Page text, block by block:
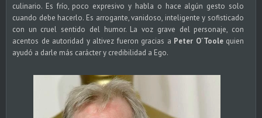
culinario. Es frío, poco expresivo y habla o hace algún gesto solo
cuando debe hacerlo. Es arrogante, vanidoso, inteligente y sofisticado
con un cruel sentido del humor. La voz grave del personaje, con
acentos de autoridad y altivez fueron gracias a Peter O´Toolequien
ayudó a darle más carácter y credibilidad a Ego.